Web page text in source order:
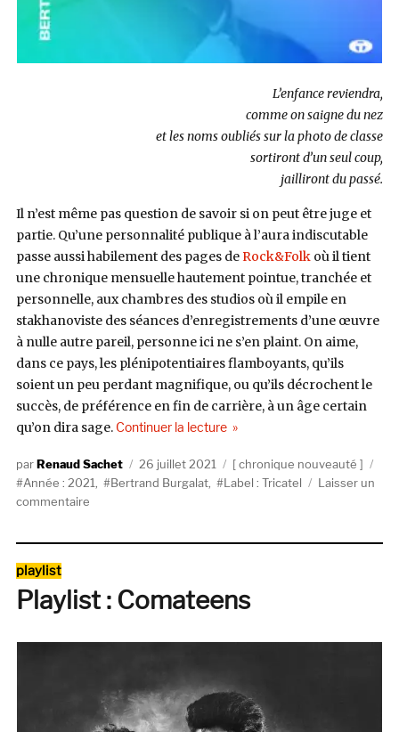
L’enfance reviendra,
comme on saigne du nez
et les noms oubliés sur la photo de classe
sortiront d’un seul coup,
jailliront du passé.
Il n’est même pas question de savoir si on peut être juge et
partie. Qu’une personnalité publique à l’aura indiscutable
passe aussi habilement des pages deRock&Folkoù il tient
une chronique mensuelle hautement pointue, tranchée et
personnelle, aux chambres des studios où il empile en
stakhanoviste des séances d’enregistrements d’une œuvre
à nulle autre pareil, personne ici ne s’en plaint. On aime,
dans ce pays, les plénipotentiaires flamboyants, qu’ils
soient un peu perdant magnifique, ou qu’ils décrochent le
succès, de préférence en fin de carrière, à un âge certain
qu’on dira sage. Continuer la lecturede « Bertrand Burgalat, Rêve
AuteurRenaud Sachet
Publié
le
26 juillet 2021 Catégories
chronique nouveauté
Année : 2021
Bertrand Burgalat Label : Tricatel
Laisser un
commentairesur
Catégories
playlist
Playlist : Comateens